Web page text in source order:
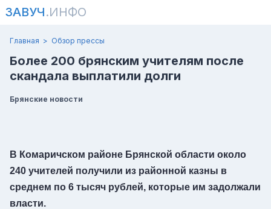
ЗАВУЧ.ИНФО
Главная Обзор прессы
Более 200 брянским учителям после
скандала выплатили долги
Брянские новости
В Комаричском районе Брянской области около
240 учителей получили из районной казны в
среднем по 6 тысяч рублей, которые им задолжали
власти.